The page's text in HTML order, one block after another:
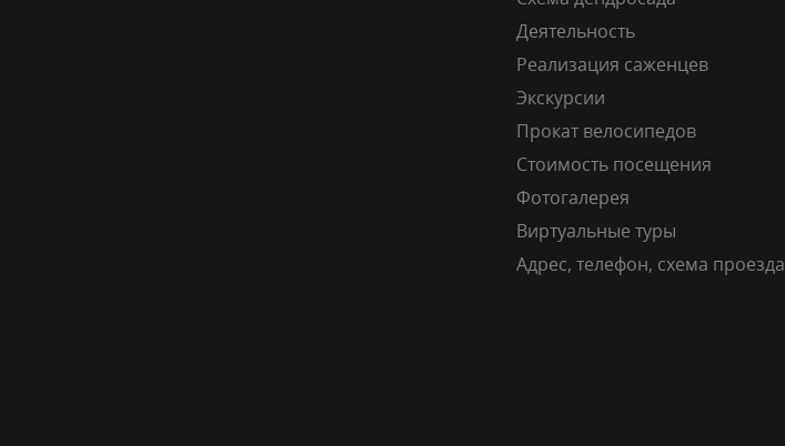
Деятельность
Реализация саженцев
Экскурсии
Прокат велосипедов
Стоимость посещения
Фотогалерея
Виртуальные туры
Адрес, телефон, схема проезда